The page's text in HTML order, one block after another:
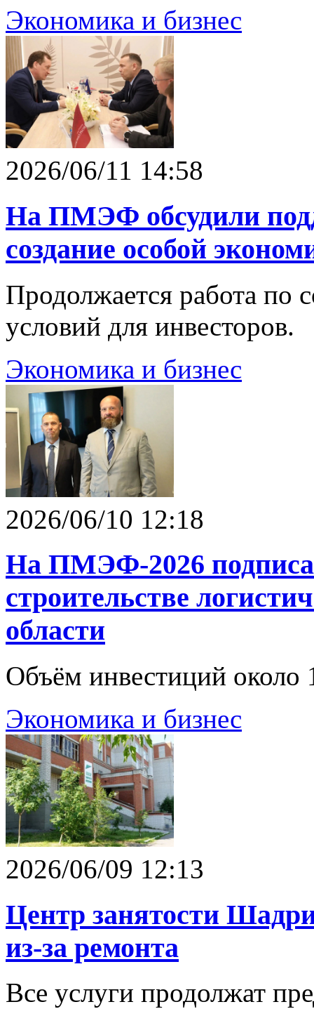
Экономика и бизнес
2026/06/11 14:58
На ПМЭФ обсудили
создание особой
Продолжается работа по
условий для инвесторов.
Экономика и бизнес
2026/06/10 12:18
На ПМЭФ-2026
строительстве
области
Объём инвестиций около
Экономика и бизнес
2026/06/09 12:13
Центр занятости
из-за ремонта
Все услуги продолжат